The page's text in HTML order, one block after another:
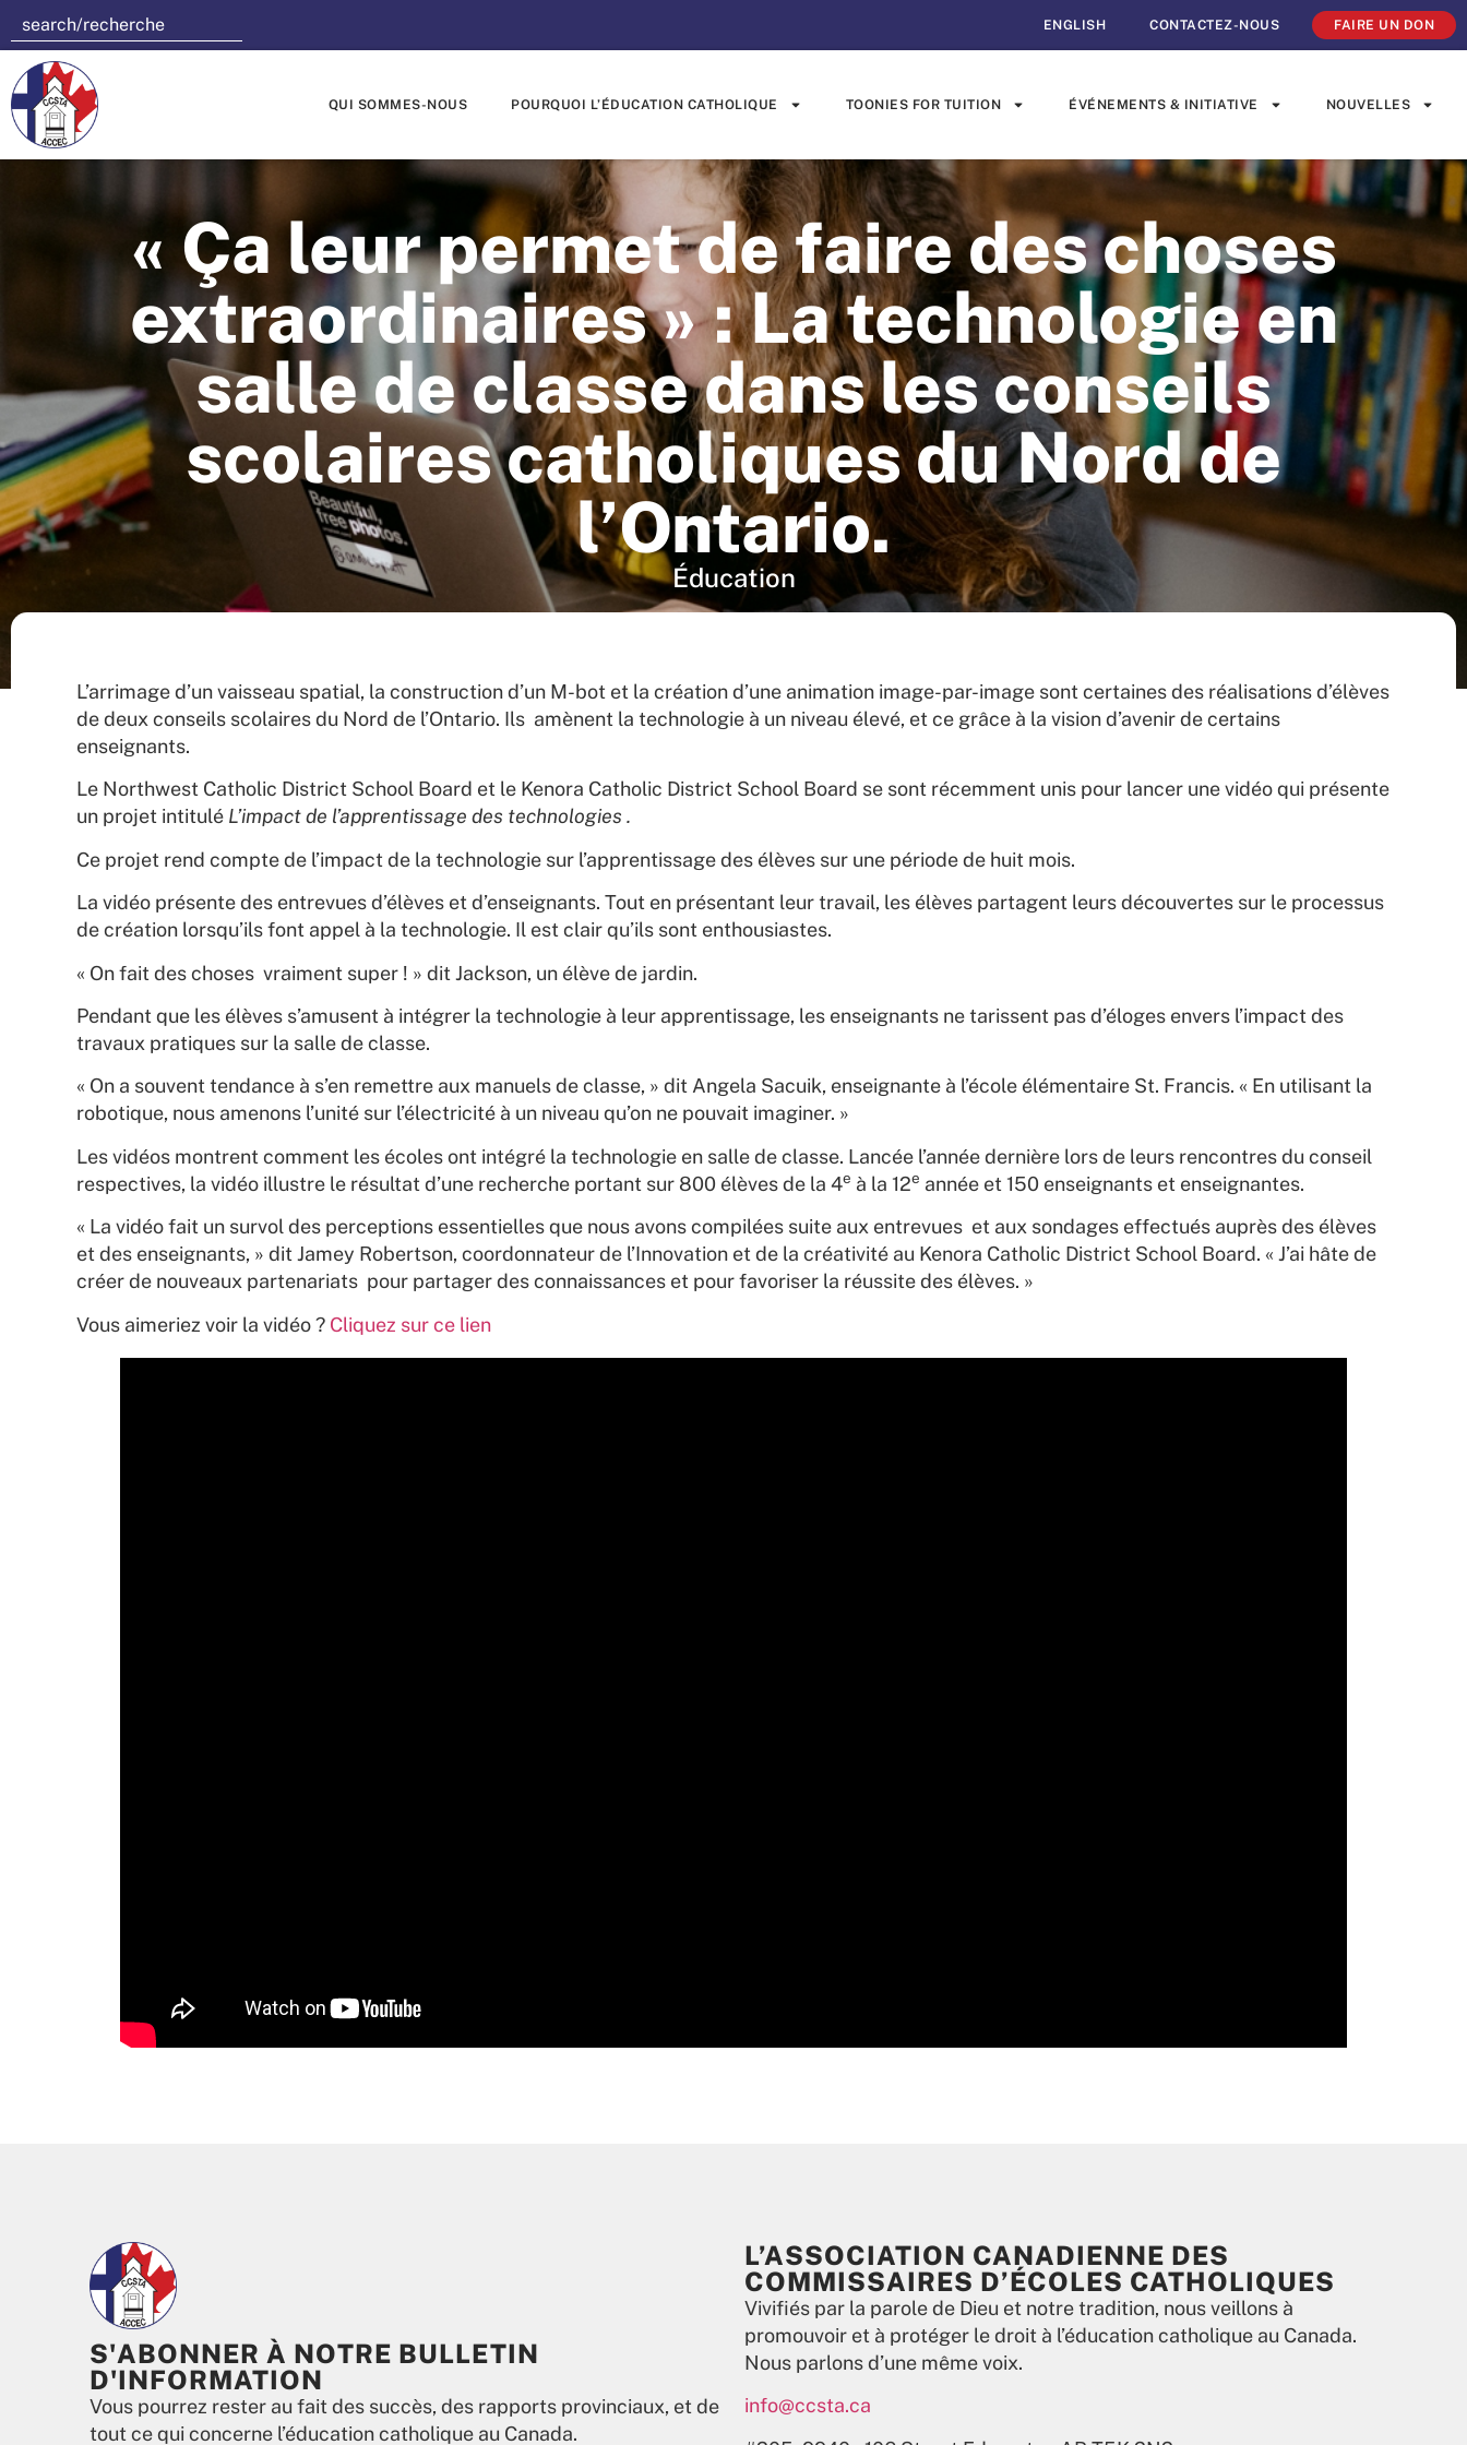
ENGLISH CONTACTEZ-NOUS FAIRE UN DON
QUI SOMMES-NOUS POURQUOI L’ÉDUCATION CATHOLIQUE TOONIES FOR TUITION ÉVÉNEMENTS & INITIATIVE NOUVELLES
« Ça leur permet de faire des choses
extraordinaires » : La technologie en
salle de classe dans les conseils
scolaires catholiques du Nord de
l’Ontario.
Éducation
L’arrimage d’un vaisseau spatial, la construction d’un M-bot et la création d’une animation image-par-image sont certaines des réalisations d’élèves
de deux conseils scolaires du Nord de l’Ontario. Ils amènent la technologie à un niveau élevé, et ce grâce à la vision d’avenir de certains
enseignants.
Le Northwest Catholic District School Board et le Kenora Catholic District School Board se sont récemment unis pour lancer une vidéo qui présente
un projet intitulé L’impact de l’apprentissage des technologies .
Ce projet rend compte de l’impact de la technologie sur l’apprentissage des élèves sur une période de huit mois.
La vidéo présente des entrevues d’élèves et d’enseignants. Tout en présentant leur travail, les élèves partagent leurs découvertes sur le processus
de création lorsqu’ils font appel à la technologie. Il est clair qu’ils sont enthousiastes.
« On fait des choses vraiment super ! » dit Jackson, un élève de jardin.
Pendant que les élèves s’amusent à intégrer la technologie à leur apprentissage, les enseignants ne tarissent pas d’éloges envers l’impact des
travaux pratiques sur la salle de classe.
« On a souvent tendance à s’en remettre aux manuels de classe, » dit Angela Sacuik, enseignante à l’école élémentaire St. Francis. « En utilisant la
robotique, nous amenons l’unité sur l’électricité à un niveau qu’on ne pouvait imaginer. »
Les vidéos montrent comment les écoles ont intégré la technologie en salle de classe. Lancée l’année dernière lors de leurs rencontres du conseil
respectives, la vidéo illustre le résultat d’une recherche portant sur 800 élèves de la 4e à la 12e année et 150 enseignants et enseignantes.
« La vidéo fait un survol des perceptions essentielles que nous avons compilées suite aux entrevues et aux sondages effectués auprès des élèves
et des enseignants, » dit Jamey Robertson, coordonnateur de l’Innovation et de la créativité au Kenora Catholic District School Board. « J’ai hâte de
créer de nouveaux partenariats pour partager des connaissances et pour favoriser la réussite des élèves. »
Vous aimeriez voir la vidéo ? Cliquez sur ce lien
S'ABONNER À NOTRE BULLETIN
D'INFORMATION
Vous pourrez rester au fait des succès, des rapports provinciaux, et de
tout ce qui concerne l’éducation catholique au Canada.
L’ASSOCIATION CANADIENNE DES
COMMISSAIRES D’ÉCOLES CATHOLIQUES
Vivifiés par la parole de Dieu et notre tradition, nous veillons à
promouvoir et à protéger le droit à l’éducation catholique au Canada.
Nous parlons d’une même voix.
info@ccsta.ca